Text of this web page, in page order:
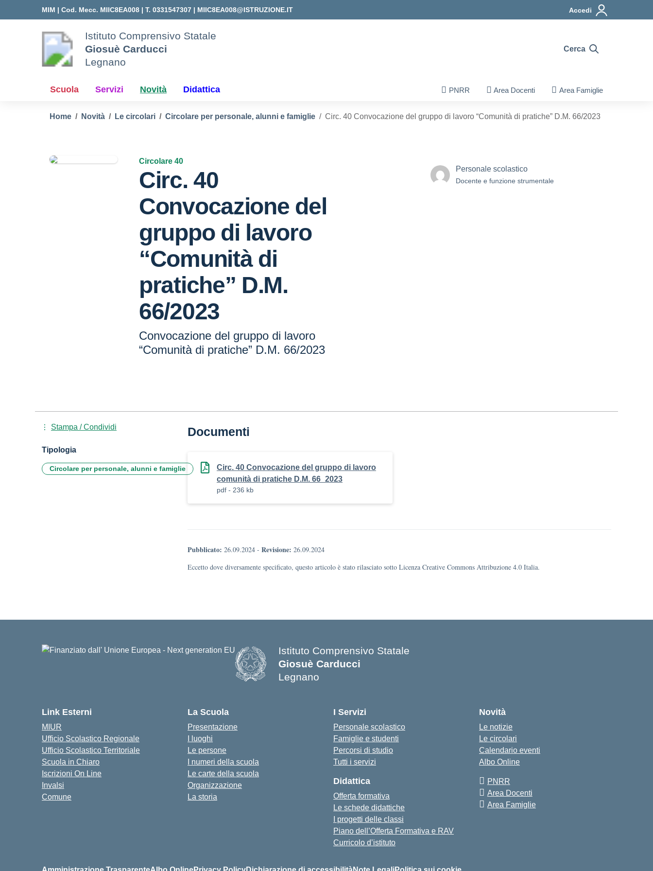
MIM | Cod. Mecc. MIIC8EA008 | T. 0331547307 | MIIC8EA008@ISTRUZIONE.IT Accedi
Istituto Comprensivo Statale
Giosuè Carducci
Legnano
Cerca
Scuola Servizi Novità Didattica PNRR Area Docenti Area Famiglie
Home Novità Le circolari Circolare per personale, alunni e famiglie Circ. 40 Convocazione del gruppo di lavoro “Comunità di pratiche” D.M. 66/2023
Circolare 40
Circ. 40
Convocazione del
gruppo di lavoro
“Comunità di
pratiche” D.M.
66/2023
Convocazione del gruppo di lavoro
“Comunità di pratiche” D.M. 66/2023
Personale scolastico
Docente e funzione strumentale
Documenti
Circ. 40 Convocazione del gruppo di lavoro
comunità di pratiche D.M. 66_2023
pdf - 236 kb
Pubblicato: 26.09.2024 - Revisione: 26.09.2024
Eccetto dove diversamente specificato, questo articolo è stato rilasciato sotto Licenza Creative Commons Attribuzione 4.0 Italia.
Stampa / Condividi
Tipologia
Circolare per personale, alunni e famiglie
Istituto Comprensivo Statale
Giosuè Carducci
Legnano
Link Esterni
MIUR
Ufficio Scolastico Regionale
Ufficio Scolastico Territoriale
Scuola in Chiaro
Iscrizioni On Line
Invalsi
Comune
La Scuola
Presentazione
I luoghi
Le persone
I numeri della scuola
Le carte della scuola
Organizzazione
La storia
I Servizi
Personale scolastico
Famiglie e studenti
Percorsi di studio
Tutti i servizi
Didattica
Offerta formativa
Le schede didattiche
I progetti delle classi
Piano dell’Offerta Formativa e RAV
Curricolo d’istituto
Novità
Le notizie
Le circolari
Calendario eventi
Albo Online
PNRR
Area Docenti
Area Famiglie